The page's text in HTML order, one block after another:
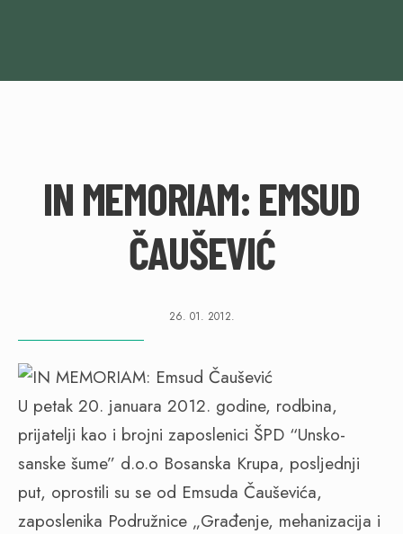
IN MEMORIAM: EMSUD
ČAUŠEVIĆ
26. 01. 2012.
U petak 20. januara 2012. godine, rodbina,
prijatelji kao i brojni zaposlenici ŠPD “Unsko-
sanske šume” d.o.o Bosanska Krupa, posljednji
put, oprostili su se od Emsuda Čauševića,
zaposlenika Podružnice „Građenje, mehanizacija i